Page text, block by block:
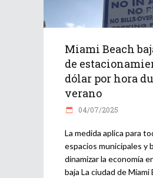
Miami Beach
de
dólar por hora
verano
04/07/2025
La medida aplica para
espacios municipales y
dinamizar la economía
baja La ciudad de Miami